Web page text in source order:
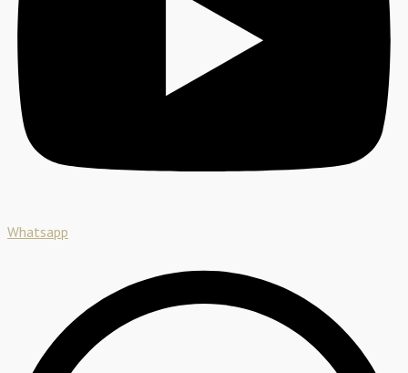
Whatsapp